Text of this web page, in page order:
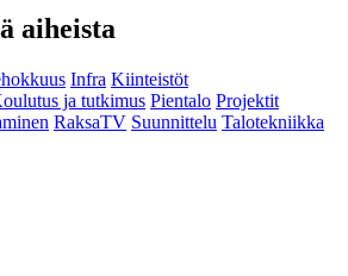
aiheista
Infra Kiinteistöt
ja tutkimus Pientalo Projektit
RaksaTV Suunnittelu Talotekniikka